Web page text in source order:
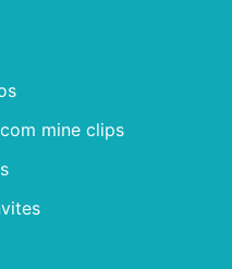
mine clips